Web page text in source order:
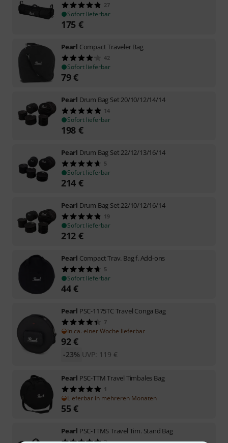
27
Sofort lieferbar
175 €
Pearl Compact Traveler Bag
42
Sofort lieferbar
79€
Pearl Drum Bag Set 20/10/12/14/14
14
Sofort lieferbar
198 €
Pearl Drum Bag Set 22/12/13/16/14
5
Sofort lieferbar
214 €
Pearl Drum Bag Set 22/10/12/16/14
19
Sofort lieferbar
212 €
Pearl Compact Trav. Bag f. Add-ons
5
Sofort lieferbar
44€
Pearl PSC-1175TC Travel Conga Bag
7
In ca. einer Woche lieferbar
92€
UVP: 119 €
-23%
Pearl PSC-TTM Travel Timbales Bag
1
Lieferbar in mehreren Monaten
55€
Pearl PSC-TTMS Travel Tim. Stand Bag